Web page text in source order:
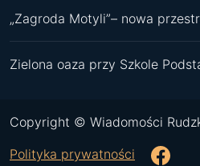
Zielona oaza przy Szkole
Copyright © Wiadomości
Polityka prywatności